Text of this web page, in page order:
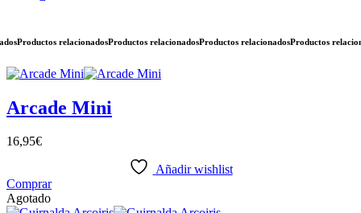
Productos relacionadosProductos relacionadosProductos relacionadosProductos
Arcade Mini
16,95€
Añadir wishlist
Comprar
Agotado